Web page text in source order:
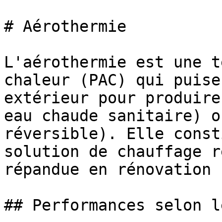
# Aérothermie
L'aérothermie est une
chaleur (PAC) qui
extérieur pour
eau chaude
réversible). Elle
solution de chauffage
répandue en
## Performances selon